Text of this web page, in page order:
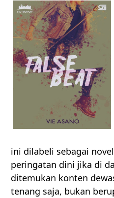
ini dilabeli sebagai
peringatan dini jika di
ditemukan konten
tenang saja, bukan